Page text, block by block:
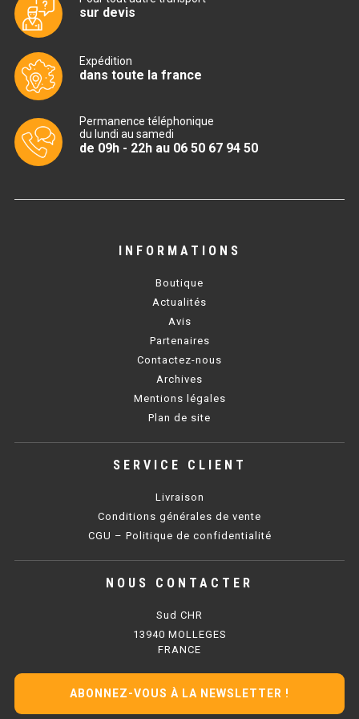
TABLE RÉFRIGÉRÉE
TABLE 600
TABLE 700 VITRÉE
TABLE CONGÉLATEUR
SOUBASSEMENT RÉFRIGÉRÉ
TABLE DE PRÉPARATION
SALADETTE COMPACTE
SALADETTE 800 VITRÉE
sur devis
Expédition
dans toute la france
Permanence téléphonique
du lundi au samedi
de 09h - 22h au 06 50 67 94 50
INFORMATIONS
Boutique
Actualités
Avis
Partenaires
Contactez-nous
Archives
Mentions légales
Plan de site
SERVICE CLIENT
Livraison
Conditions générales de vente
CGU – Politique de confidentialité
NOUS CONTACTER
Sud CHR
13940 MOLLEGES
FRANCE
ABONNEZ-VOUS À LA NEWSLETTER !